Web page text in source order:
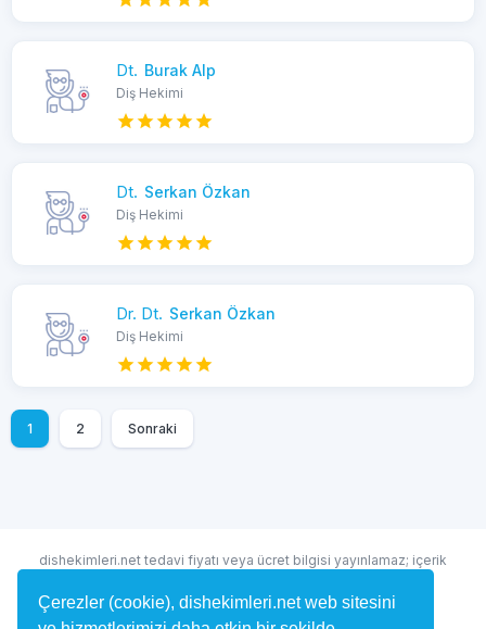
Çerezler (cookie), dishekimleri.net web sitesini
Dt. Burak Alp
Diş Hekimi
Dt. Serkan Özkan
Diş Hekimi
Dr. Dt. Serkan Özkan
Diş Hekimi
1 2 Sonraki
dishekimleri.net tedavi fiyatı veya ücret bilgisi yayınlamaz; içerik